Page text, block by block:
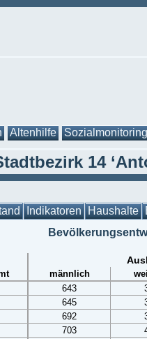
Altenhilfe Sozialmonitoring
14
Indikatoren Haushalte
männlich
643
645
692
703